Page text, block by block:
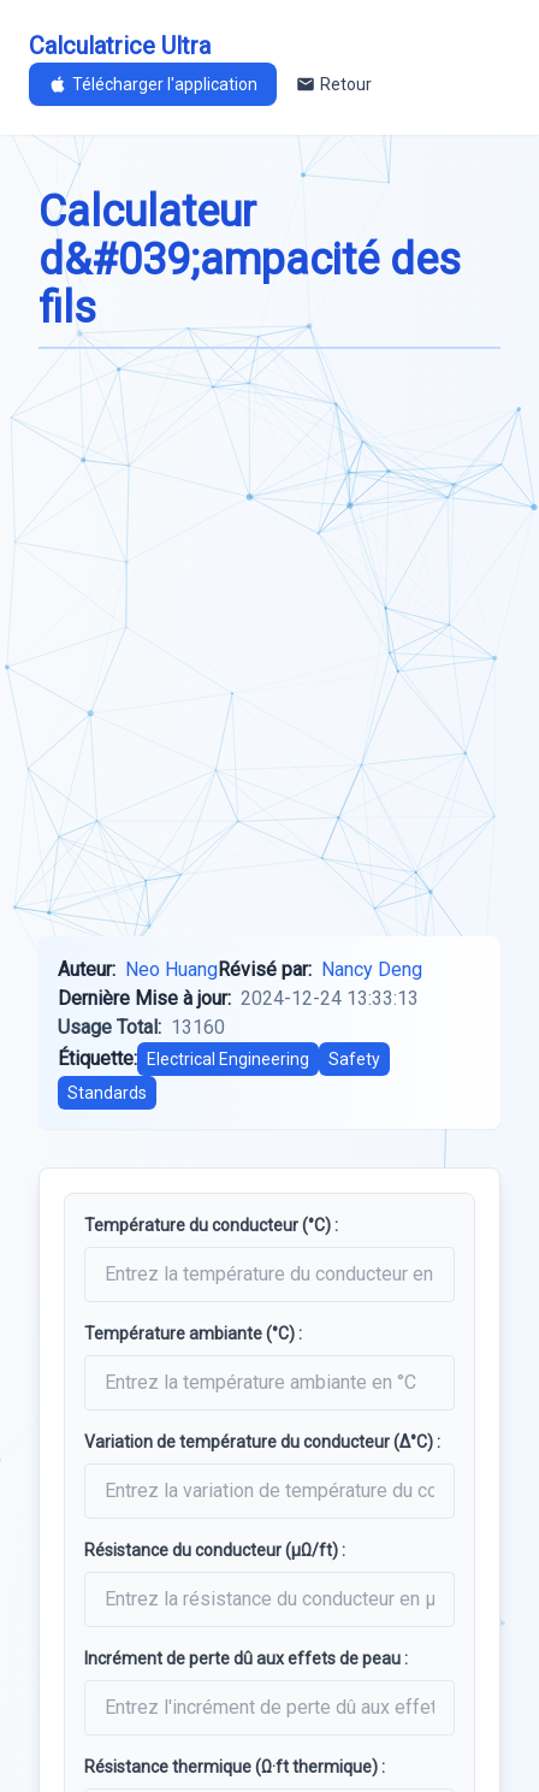
Calculatrice Ultra
Télécharger l'application Retour
Calculateur
d&#039;ampacité des
fils
Auteur: Neo HuangRévisé par: Nancy Deng
Dernière Mise à jour: 2024-12-24 13:33:13
Usage Total: 13160
Étiquette:
Electrical Engineering
Safety
Standards
Température du conducteur (°C) :
Température ambiante (°C) :
Variation de température du conducteur (Δ°C) :
Résistance du conducteur (μΩ/ft) :
Incrément de perte dû aux effets de peau :
Résistance thermique (Ω·ft thermique) :